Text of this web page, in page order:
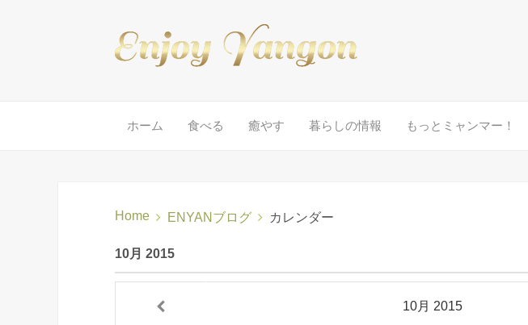
ホーム 食べる 癒やす 暮らしの情報 もっとミャンマー！
Home ENYANブログ カレンダー
10月 2015
10月 2015